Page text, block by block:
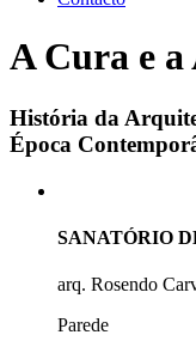
A Cura e
História da
Época
SANATÓRIO
arq. Rosendo
Parede